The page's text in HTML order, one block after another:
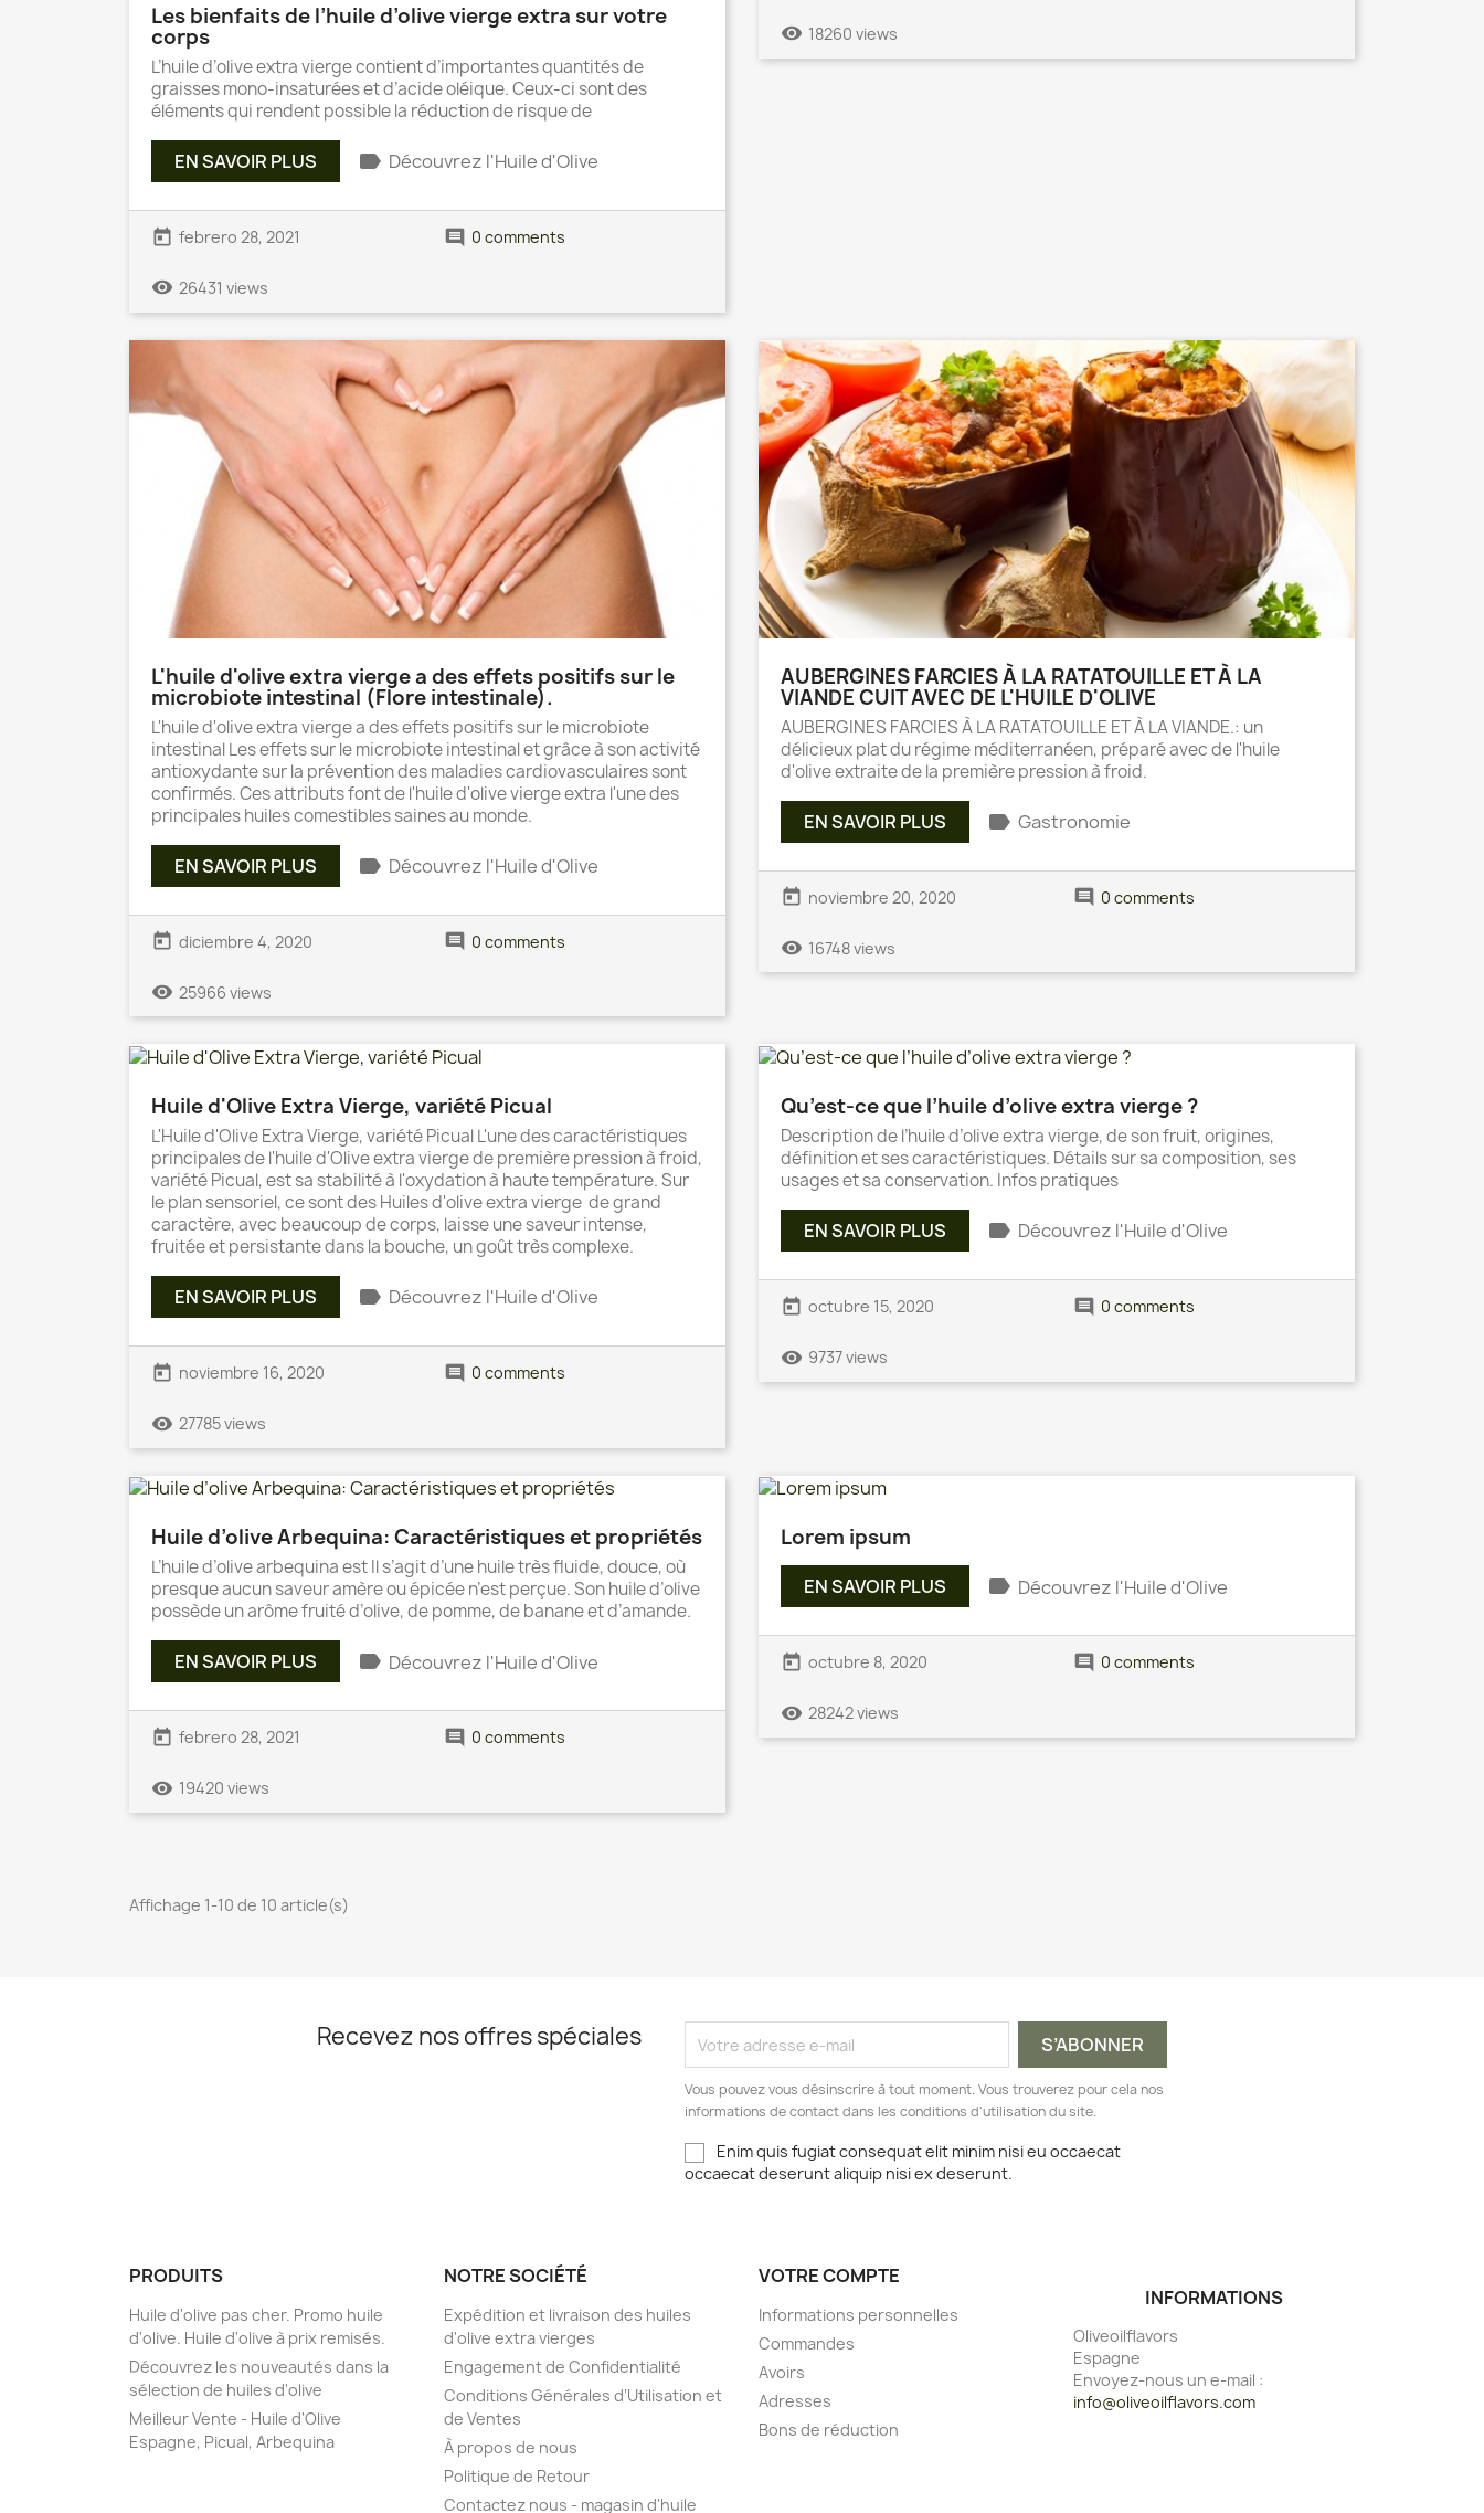
Les bienfaits de l’huile d’olive vierge extra sur votre
corps
L’huile d’olive extra vierge contient d’importantes quantités de
graisses mono-insaturées et d’acide oléique. Ceux-ci sont des
éléments qui rendent possible la réduction de risque de
EN SAVOIR PLUS label Découvrez l'Huile d'Olive
today febrero 28, 2021 comment 0 comments
remove_red_eye 26431 views
remove_red_eye 18260 views
L'huile d'olive extra vierge a des effets positifs sur le
microbiote intestinal (Flore intestinale).
L'huile d'olive extra vierge a des effets positifs sur le microbiote
intestinal Les effets sur le microbiote intestinal et grâce à son activité
antioxydante sur la prévention des maladies cardiovasculaires sont
confirmés. Ces attributs font de l'huile d'olive vierge extra l'une des
principales huiles comestibles saines au monde.
EN SAVOIR PLUS label Découvrez l'Huile d'Olive
today diciembre 4, 2020 comment 0 comments
remove_red_eye 25966 views
AUBERGINES FARCIES À LA RATATOUILLE ET À LA
VIANDE CUIT AVEC DE L'HUILE D'OLIVE
AUBERGINES FARCIES À LA RATATOUILLE ET À LA VIANDE.: un
délicieux plat du régime méditerranéen, préparé avec de l'huile
d'olive extraite de la première pression à froid.
EN SAVOIR PLUS label Gastronomie
today noviembre 20, 2020 comment 0 comments
remove_red_eye 16748 views
Huile d'Olive Extra Vierge, variété Picual
L'Huile d'Olive Extra Vierge, variété Picual L'une des caractéristiques
principales de l'huile d'Olive extra vierge de première pression à froid,
variété Picual, est sa stabilité à l'oxydation à haute température. Sur
le plan sensoriel, ce sont des Huiles d'olive extra vierge de grand
caractère, avec beaucoup de corps, laisse une saveur intense,
fruitée et persistante dans la bouche, un goût très complexe.
EN SAVOIR PLUS label Découvrez l'Huile d'Olive
today noviembre 16, 2020 comment 0 comments
remove_red_eye 27785 views
Qu’est-ce que l’huile d’olive extra vierge ?
Description de l’huile d’olive extra vierge, de son fruit, origines,
définition et ses caractéristiques. Détails sur sa composition, ses
usages et sa conservation. Infos pratiques
EN SAVOIR PLUS label Découvrez l'Huile d'Olive
today octubre 15, 2020 comment 0 comments
remove_red_eye 9737 views
Huile d’olive Arbequina: Caractéristiques et propriétés
L’huile d’olive arbequina est Il s’agit d’une huile très fluide, douce, où
presque aucun saveur amère ou épicée n’est perçue. Son huile d’olive
possède un arôme fruité d’olive, de pomme, de banane et d’amande.
EN SAVOIR PLUS label Découvrez l'Huile d'Olive
today febrero 28, 2021 comment 0 comments
remove_red_eye 19420 views
Lorem ipsum
EN SAVOIR PLUS label Découvrez l'Huile d'Olive
today octubre 8, 2020 comment 0 comments
remove_red_eye 28242 views
Affichage 1-10 de 10 article(s)
Recevez nos offres spéciales
Vous pouvez vous désinscrire à tout moment. Vous trouverez pour cela nos
informations de contact dans les conditions d'utilisation du site.
Enim quis fugiat consequat elit minim nisi eu occaecat
occaecat deserunt aliquip nisi ex deserunt.
PRODUITS
Huile d'olive pas cher. Promo huile
d'olive. Huile d'olive à prix remisés.
Découvrez les nouveautés dans la
sélection de huiles d'olive
Meilleur Vente - Huile d'Olive
Espagne, Picual, Arbequina
NOTRE SOCIÉTÉ
Expédition et livraison des huiles
d'olive extra vierges
Engagement de Confidentialité
Conditions Générales d‘Utilisation et
de Ventes
À propos de nous
Politique de Retour
Contactez nous - magasin d'huile
VOTRE COMPTE
Informations personnelles
Commandes
Avoirs
Adresses
Bons de réduction
INFORMATIONS
Oliveoilflavors
Espagne
Envoyez-nous un e-mail :
info@oliveoilflavors.com